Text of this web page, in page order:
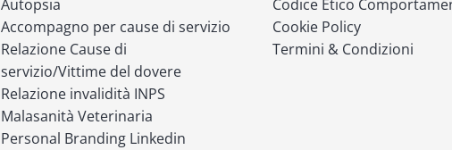
Autopsia
Accompagno per cause di servizio
Relazione Cause di
servizio/Vittime del dovere
Relazione invalidità INPS
Malasanità Veterinaria
Personal Branding Linkedin
Codice Etico
Cookie Policy
Termini & Condizioni